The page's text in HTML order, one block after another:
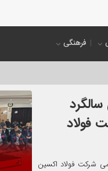
فرهنگی
فولاد
شرکت فولاد اکسین